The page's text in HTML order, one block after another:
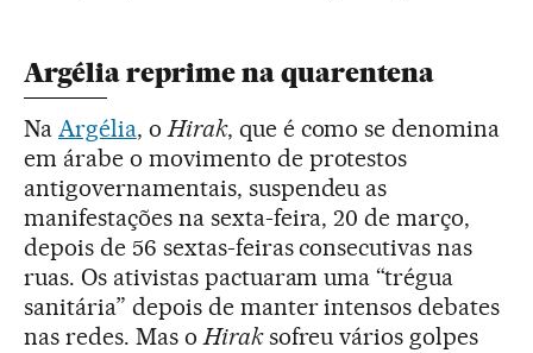
Argélia reprime na quarentena
Na Argélia, oHirak, que é como se denomina
em árabe o movimento de protestos
antigovernamentais, suspendeu as
manifestações na sexta-feira, 20 de março,
depois de 56 sextas-feiras consecutivas nas
ruas. Os ativistas pactuaram uma “trégua
sanitária” depois de manter intensos debates
nas redes. Mas oHiraksofreu vários golpes